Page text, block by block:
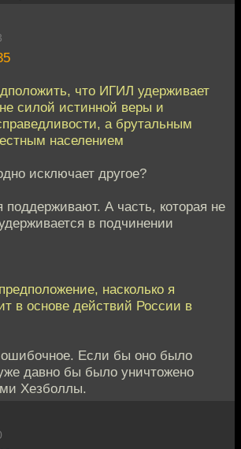
что ИГИЛ удерживает
силой истинной веры и
а брутальным
населением
исключает другое?
поддерживают. А часть, которая не
в подчинении
насколько я
в основе действий России в
Если бы оно было
давно бы было уничтожено
Хезболлы.